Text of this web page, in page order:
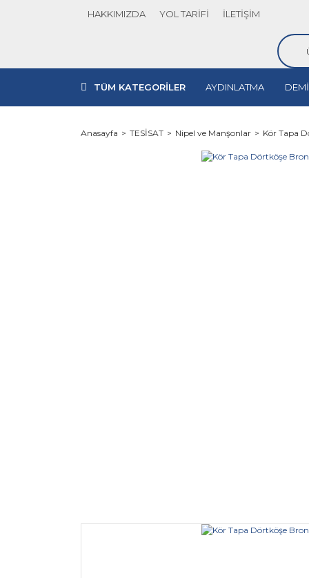
HAKKIMIZDA YOL TARİFİ İLETİŞİM
TÜM KATEGORİLER AYDINLATMA
Anasayfa TESİSAT Nipel ve Manşonlar Kör Tapa